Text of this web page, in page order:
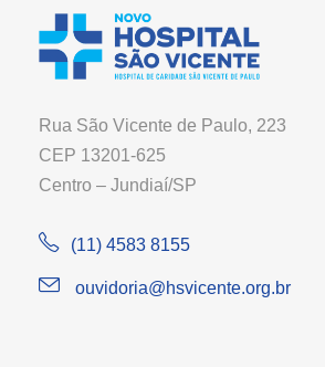
Rua São Vicente de Paulo, 223
CEP 13201-625
Centro – Jundiaí/SP
(11) 4583 8155
ouvidoria@hsvicente.org.br